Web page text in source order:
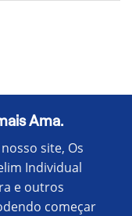
Ama.
site, Os
Individual
e outros
começar